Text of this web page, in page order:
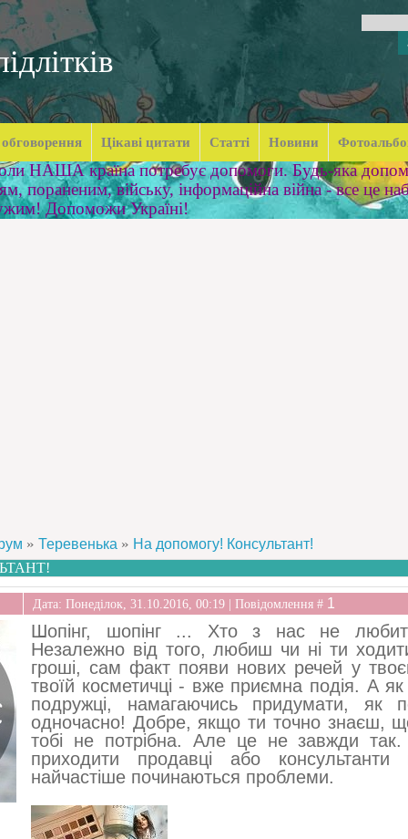
Цікаві цитати Статті Новини
НАША країна потребує допомоги. Будь-яка
пораненим, війську, інформаційна війна - все це
Допоможи Україні!
» Теревенька » На допомогу! Консультант!
Дата: Понеділок, 31.10.2016, 00:19 | Повідомлення # 1
Шопінг, шопінг ... Хто з нас не
Незалежно від того, любиш чи ні ти
гроші, сам факт появи нових речей у
твоїй косметичці - вже приємна подія. А
подружці, намагаючись придумати, як
одночасно! Добре, якщо ти точно знаєш,
тобі не потрібна. Але це не завжди так.
приходити продавці або
найчастіше починаються проблеми.